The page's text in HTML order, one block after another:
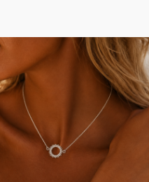
prix :
18.00€
40.00€
prix :